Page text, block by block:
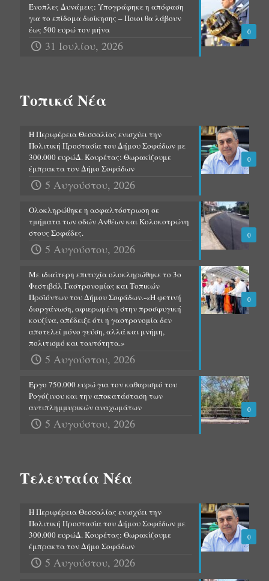
0
Ένοπλες Δυνάμεις: Υπογράφηκε η απόφαση
για το επίδομα διοίκησης – Ποιοι θα λάβουν
έως 500 ευρώ τον μήνα
31 Ιουλίου, 2026
Τοπικά Νέα
0
Η Περιφέρεια Θεσσαλίας ενισχύει την
Πολιτική Προστασία του Δήμου Σοφάδων με
300.000 ευρώΔ. Κουρέτας: Θωρακίζουμε
έμπρακτα τον Δήμο Σοφάδων
5 Αυγούστου, 2026
0
Ολοκληρώθηκε η ασφαλτόστρωση σε
τμήματα των οδών Ανθέων και Κολοκοτρώνη
στους Σοφάδες.
5 Αυγούστου, 2026
0
Με ιδιαίτερη επιτυχία ολοκληρώθηκε το 3ο
Φεστιβάλ Γαστρονομίας και Τοπικών
Προϊόντων του Δήμου Σοφάδων.-«Η φετινή
διοργάνωση, αφιερωμένη στην προσφυγική
κουζίνα, απέδειξε ότι η γαστρονομία δεν
αποτελεί μόνο γεύση, αλλά και μνήμη,
πολιτισμό και ταυτότητα.»
5 Αυγούστου, 2026
0
Έργο 750.000 ευρώ για τον καθαρισμό του
Ρογόζινου και την αποκατάσταση των
αντιπλημμυρικών αναχωμάτων
5 Αυγούστου, 2026
Τελευταία Νέα
0
Η Περιφέρεια Θεσσαλίας ενισχύει την
Πολιτική Προστασία του Δήμου Σοφάδων με
300.000 ευρώΔ. Κουρέτας: Θωρακίζουμε
έμπρακτα τον Δήμο Σοφάδων
5 Αυγούστου, 2026